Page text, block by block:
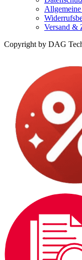
Allgemeine
Versand &
Copyright by DAG